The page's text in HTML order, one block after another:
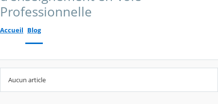
Professionnelle
Accueil Blog
Aucun article